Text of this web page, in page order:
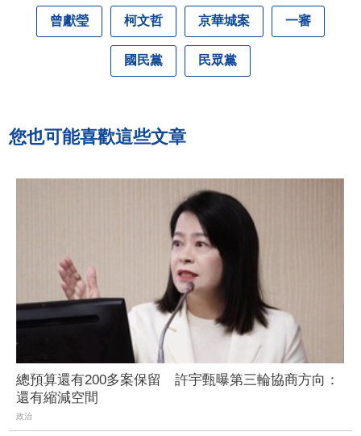
曾獻瑩 柯文哲 京華城案 一審
國民黨 民眾黨
您也可能喜歡這些文章
總預算還有200多案保留 許宇甄曝第三輪協商方向：
還有縮減空間
政治